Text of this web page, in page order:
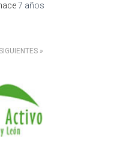
7 años